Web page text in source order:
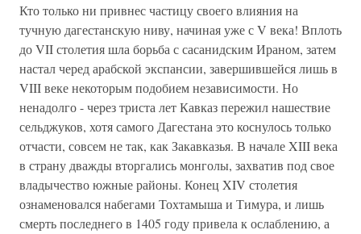
Кто только ни привнес частицу своего влияния на
тучную дагестанскую ниву, начиная уже с V века! Вплоть
до VII столетия шла борьба с сасанидским Ираном, затем
настал черед арабской экспансии, завершившейся лишь в
VIII веке некоторым подобием независимости. Но
ненадолго - через триста лет Кавказ пережил нашествие
сельджуков, хотя самого Дагестана это коснулось только
отчасти, совсем не так, как Закавказья. В начале XIII века
в страну дважды вторгались монголы, захватив под свое
владычество южные районы. Конец XIV столетия
ознаменовался набегами Тохтамыша и Тимура, и лишь
смерть последнего в 1405 году привела к ослаблению, а